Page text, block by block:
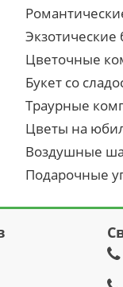
Экзотические
Цветочные
Букет со
Траурные
Цветы на
Воздушные
Подарочные